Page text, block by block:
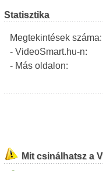
Statisztika
Megtekintések száma:
- VideoSmart.hu-n:
- Más oldalon:
Mit csinálhatsz a